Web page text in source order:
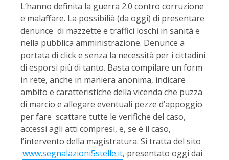
L’hanno definita la guerra 2.0 contro corruzione
e malaffare. La possibilià (da oggi) di presentare
denunce di mazzette e traffici loschi in sanità e
nella pubblica amministrazione. Denunce a
portata di click e senza la necessità per i cittadini
di esporsi più di tanto. Basta compilare un form
in rete, anche in maniera anonima, indicare
ambito e caratteristiche della vicenda che puzza
di marcio e allegare eventuali pezze d’appoggio
per fare scattare tutte le verifiche del caso,
accessi agli atti compresi, e, se è il caso,
l’intervento della magistratura. Si tratta del sito
www.segnalazioni5stelle.it, presentato oggi dai